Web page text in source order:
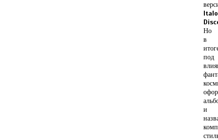
Но
в
под
и